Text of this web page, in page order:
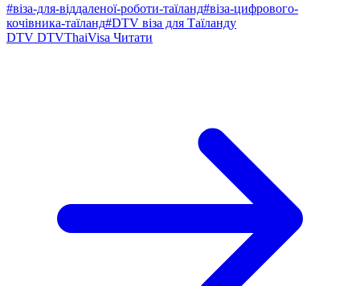
#віза-для-віддаленої-роботи-таїланд#віза-цифрового-
кочівника-таїланд#DTV віза для Таїланду
DTV DTVThaiVisa Читати